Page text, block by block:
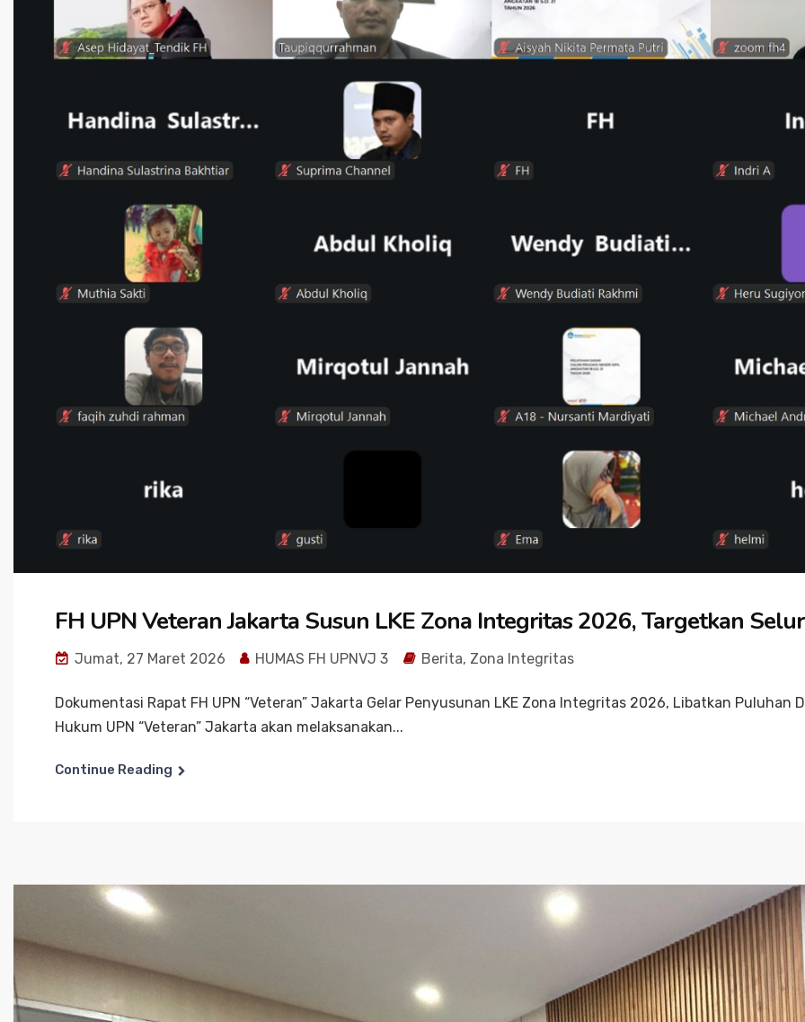
FH UPN Veteran Jakarta Susun LKE Zona Integritas 2026, Targetkan
Jumat, 27 Maret 2026 HUMAS FH UPNVJ 3 Berita, Zona Integritas
Dokumentasi Rapat FH UPN “Veteran” Jakarta Gelar Penyusunan LKE Zona Integritas 2026, Libatkan
Hukum UPN “Veteran” Jakarta akan melaksanakan...
Continue Reading